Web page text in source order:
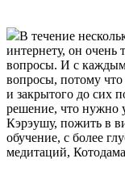
В течение
интернету, он очень
вопросы. И с каждым
вопросы, потому что
и закрытого до сих
решение, что нужно
Кэрэушу, пожить в
обучение, с более
медитаций,